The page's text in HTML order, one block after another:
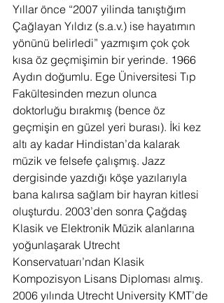
Yıllar önce “2007 yilinda tanıştığım
Çağlayan Yıldız (s.a.v.) ise hayatımın
yönünü belirledi” yazmışım çok çok
kısa öz geçmişimin bir yerinde. 1966
Aydın doğumlu. Ege Üniversitesi Tıp
Fakültesinden mezun olunca
doktorluğu bırakmış (bence öz
geçmişin en güzel yeri burası). İki kez
altı ay kadar Hindistan’da kalarak
müzik ve felsefe çalışmış. Jazz
dergisinde yazdığı köşe yazılarıyla
bana kalırsa sağlam bir hayran kitlesi
oluşturdu. 2003’den sonra Çağdaş
Klasik ve Elektronik Müzik alanlarına
yoğunlaşarak Utrecht
Konservatuarı’ndan Klasik
Kompozisyon Lisans Diploması almış.
2006 yılında Utrecht University KMT’de